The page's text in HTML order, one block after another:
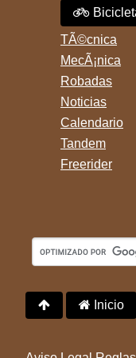
TÃ©cnica
MecÃ¡nica
Robadas
Noticias
Calendario
Tandem
Freerider
Inicio